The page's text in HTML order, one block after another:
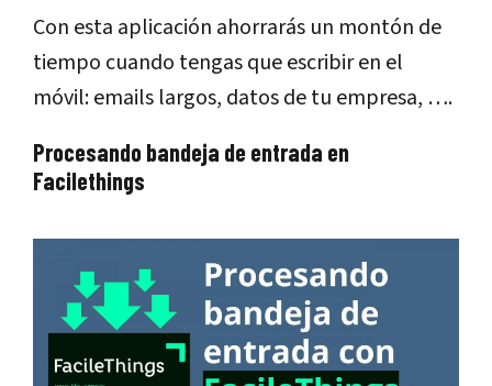
Con esta aplicación ahorrarás un montón de
tiempo cuando tengas que escribir en el
móvil: emails largos, datos de tu empresa, ….
Procesando bandeja de entrada en
Facilethings